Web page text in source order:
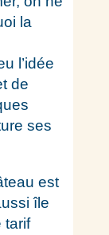
la
l’idée
de
ses
est
île
tarif